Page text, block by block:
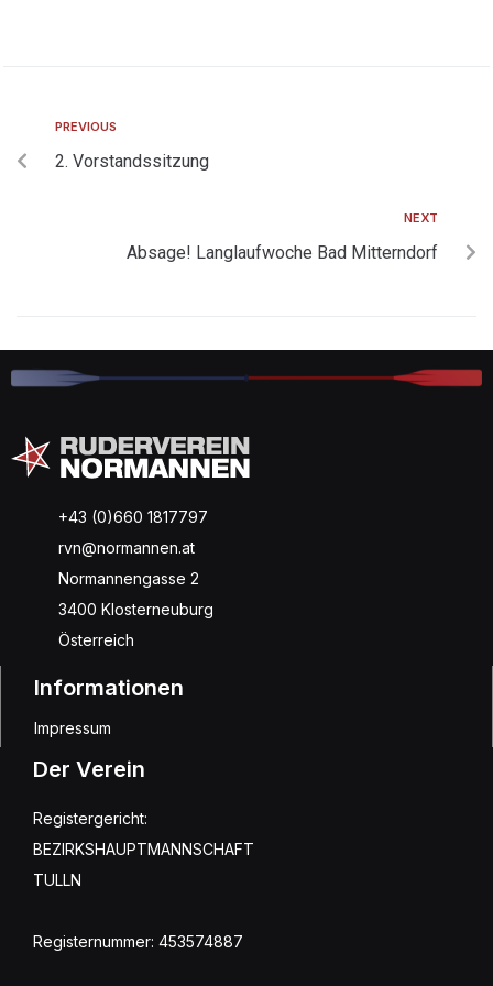
PREVIOUS
2. Vorstandssitzung
NEXT
Absage! Langlaufwoche Bad Mitterndorf
+43 (0)660 1817797
rvn@normannen.at
Normannengasse 2
3400 Klosterneuburg
Österreich
Informationen
Impressum
Der Verein
Registergericht:
BEZIRKSHAUPTMANNSCHAFT
TULLN
Registernummer: 453574887